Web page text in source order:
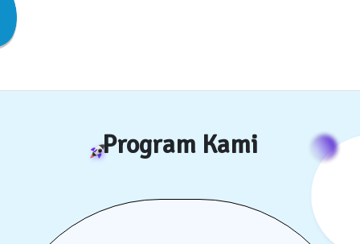
Program Kami